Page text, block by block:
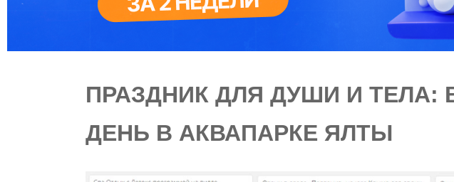
ПРАЗДНИК ДЛЯ ДУШИ И ТЕЛА:
ДЕНЬ В АКВАПАРКЕ ЯЛТЫ